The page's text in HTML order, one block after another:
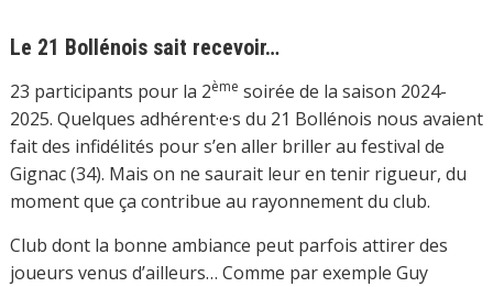
Le 21 Bollénois sait recevoir…
23 participants pour la 2ème soirée de la saison 2024-
2025. Quelques adhérent·e·s du 21 Bollénois nous avaient
fait des infidélités pour s’en aller briller au festival de
Gignac (34). Mais on ne saurait leur en tenir rigueur, du
moment que ça contribue au rayonnement du club.
Club dont la bonne ambiance peut parfois attirer des
joueurs venus d’ailleurs… Comme par exemple Guy